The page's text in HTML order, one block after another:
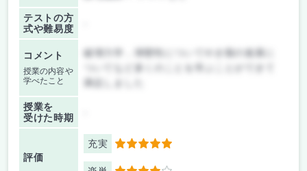
テストの方
式や難易度
コメント
授業の内容や
学べたこと
破壊力学，弾塑性についてやき裂の進展に
授業を
受けた時期
評価
充実 5